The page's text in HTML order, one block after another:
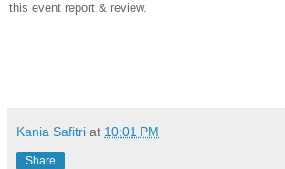
this event report & review.
Kania Safitri at 10:01 PM
Share